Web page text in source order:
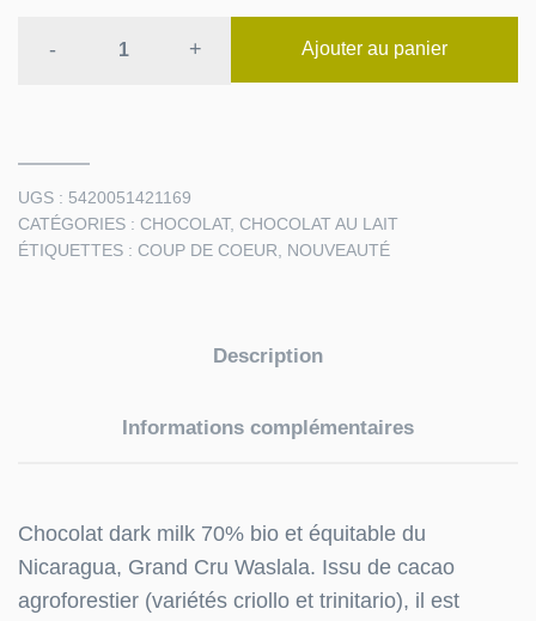
quantité
- + Ajouter au panier
UGS : 5420051421169
CATÉGORIES : CHOCOLAT, CHOCOLAT AU LAIT
ÉTIQUETTES : COUP DE COEUR NOUVEAUTÉ
Description
Informations complémentaires
Chocolat dark milk 70% bio et équitable du
Nicaragua, Grand Cru Waslala. Issu de cacao
agroforestier (variétés criollo et trinitario), il est